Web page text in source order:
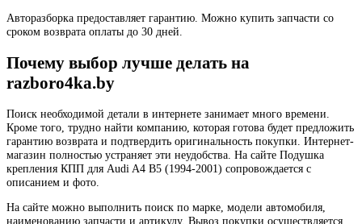
Авторазборка предоставляет гарантию. Можно купить запчасти со
сроком возврата оплаты до 30 дней.
Почему выбор лучше делать на
razboro4ka.by
Поиск необходимой детали в интернете занимает много времени.
Кроме того, трудно найти компанию, которая готова будет предложить
гарантию возврата и подтвердить оригинальность покупки. Интернет-
магазин полностью устраняет эти неудобства. На сайте Подушка
крепления КПП для Audi A4 B5 (1994-2001) сопровождается с
описанием и фото.
На сайте можно выполнить поиск по марке, модели автомобиля,
наименованию запчасти и артикулу. Вывоз покупки осуществляется